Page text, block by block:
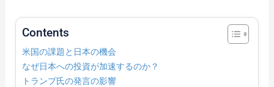
Contents
米国の課題と日本の機会
なぜ日本への投資が加速するのか？
トランプ氏の発言の影響